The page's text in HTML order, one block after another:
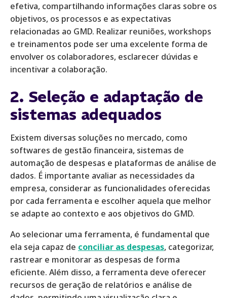
efetiva, compartilhando informações claras sobre os
objetivos, os processos e as expectativas
relacionadas ao GMD. Realizar reuniões, workshops
e treinamentos pode ser uma excelente forma de
envolver os colaboradores, esclarecer dúvidas e
incentivar a colaboração.
2. Seleção e adaptação de
sistemas adequados
Existem diversas soluções no mercado, como
softwares de gestão financeira, sistemas de
automação de despesas e plataformas de análise de
dados. É importante avaliar as necessidades da
empresa, considerar as funcionalidades oferecidas
por cada ferramenta e escolher aquela que melhor
se adapte ao contexto e aos objetivos do GMD.
Ao selecionar uma ferramenta, é fundamental que
ela seja capaz de conciliar as despesas, categorizar,
rastrear e monitorar as despesas de forma
eficiente. Além disso, a ferramenta deve oferecer
recursos de geração de relatórios e análise de